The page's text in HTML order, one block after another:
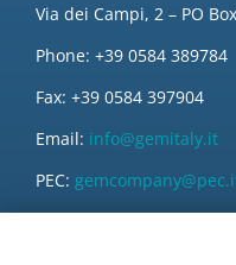
Via dei Campi, 2 – PO
Phone: +39 0584 389784
Fax: +39 0584 397904
Email: info@gemitaly.it
PEC: